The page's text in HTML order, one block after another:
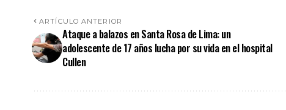
ARTÍCULO ANTERIOR
Ataque a balazos en Santa Rosa de Lima: un
adolescente de 17 años lucha por su vida en el hospital
Cullen